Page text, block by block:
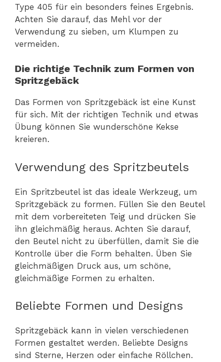
Type 405 für ein besonders feines Ergebnis.
Achten Sie darauf, das Mehl vor der
Verwendung zu sieben, um Klumpen zu
vermeiden.
Die richtige Technik zum Formen von
Spritzgebäck
Das Formen von Spritzgebäck ist eine Kunst
für sich. Mit der richtigen Technik und etwas
Übung können Sie wunderschöne Kekse
kreieren.
Verwendung des Spritzbeutels
Ein Spritzbeutel ist das ideale Werkzeug, um
Spritzgebäck zu formen. Füllen Sie den Beutel
mit dem vorbereiteten Teig und drücken Sie
ihn gleichmäßig heraus. Achten Sie darauf,
den Beutel nicht zu überfüllen, damit Sie die
Kontrolle über die Form behalten. Üben Sie
gleichmäßigen Druck aus, um schöne,
gleichmäßige Formen zu erhalten.
Beliebte Formen und Designs
Spritzgebäck kann in vielen verschiedenen
Formen gestaltet werden. Beliebte Designs
sind Sterne, Herzen oder einfache Röllchen.